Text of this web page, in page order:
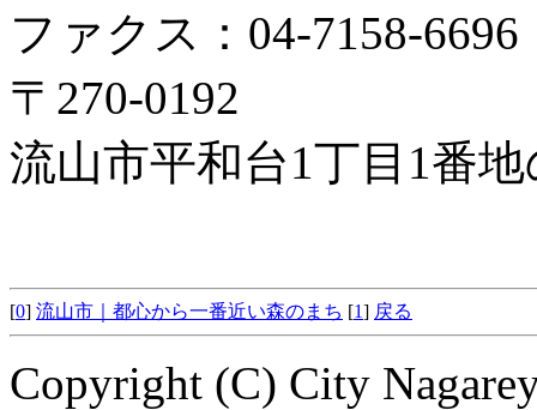
ファクス：04-7158-6696
〒270-0192
流山市平和台1丁目1番
[0] 流山市｜都心から一番近い森のまち [1] 戻る
Copyright (C) City